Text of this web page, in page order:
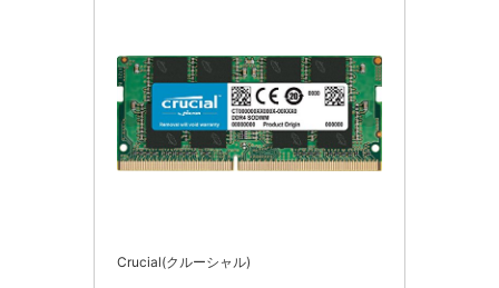
Crucial(クルーシャル)